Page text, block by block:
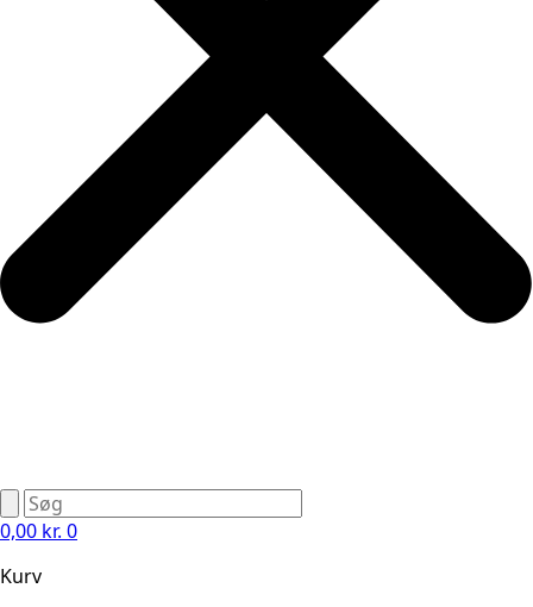
0,00 kr. 0
Kurv